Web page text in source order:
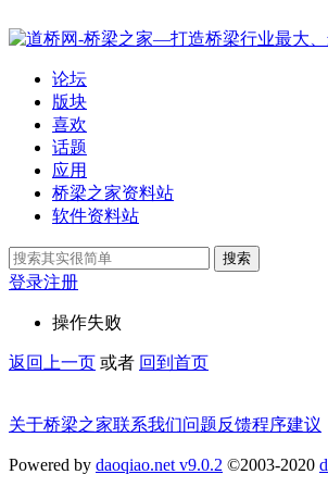
论坛
版块
喜欢
话题
应用
桥梁之家资料站
软件资料站
搜索
登录注册
操作失败
返回上一页 或者 回到首页
关于桥梁之家联系我们问题反馈程序建议
Powered by daoqiao.net v9.0.2 ©2003-2020